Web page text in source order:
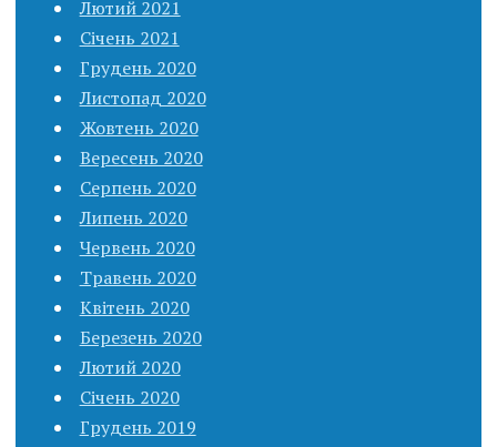
Лютий 2021
Січень 2021
Грудень 2020
Листопад 2020
Жовтень 2020
Вересень 2020
Серпень 2020
Липень 2020
Червень 2020
Травень 2020
Квітень 2020
Березень 2020
Лютий 2020
Січень 2020
Грудень 2019